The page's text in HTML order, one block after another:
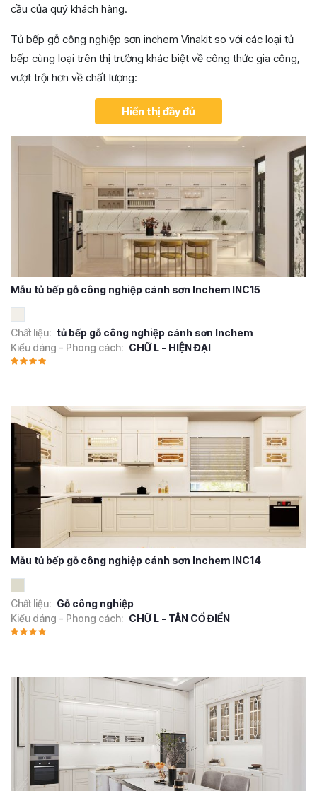
cầu của quý khách hàng.
Tủ bếp gỗ công nghiệp sơn inchem Vinakit so với các loại tủ
bếp cùng loại trên thị trường khác biệt về công thức gia công,
vượt trội hơn về chất lượng:
Hiển thị đầy đủ
Mẫu tủ bếp gỗ công nghiệp cánh sơn Inchem INC15
Chất liệu: tủ bếp gỗ công nghiệp cánh sơn Inchem
Kiểu dáng - Phong cách: CHỮ L - HIỆN ĐẠI
Mẫu tủ bếp gỗ công nghiệp cánh sơn Inchem INC14
Chất liệu: Gỗ công nghiệp
Kiểu dáng - Phong cách: CHỮ L - TÂN CỔ ĐIỂN